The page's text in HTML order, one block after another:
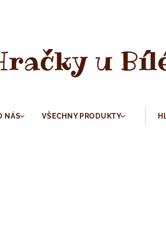
u
NÁS VŠECHNY PRODUKTY